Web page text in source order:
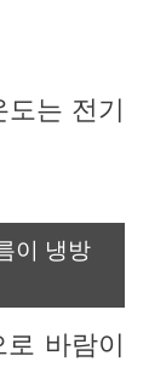
는 전기
이 냉방
바람이